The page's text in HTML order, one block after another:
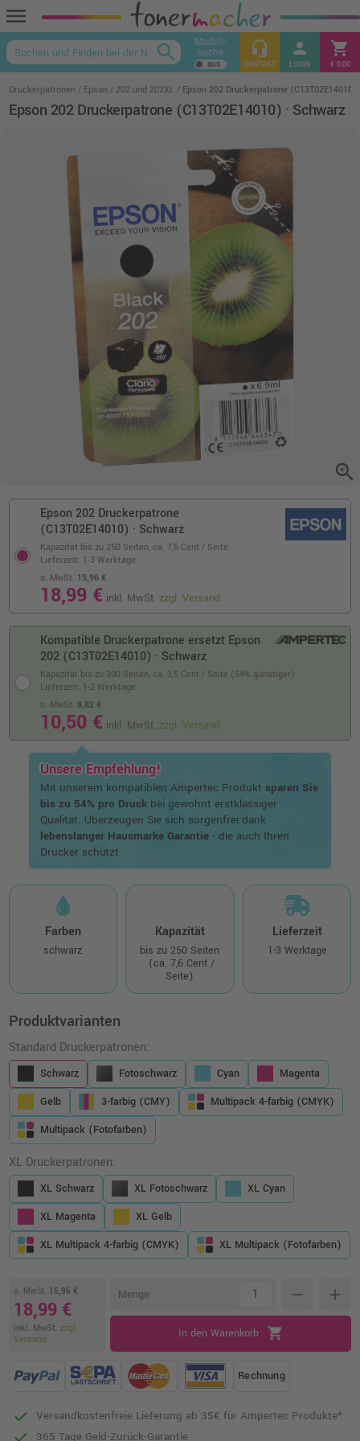
menu
keyboard_arrow_up
search Modell-
suche headset_mic
KONTAKT
person
LOGIN
shopping_cart
€ 0,00
Druckerpatronen Epson 202 und 202XL Epson 202 Druckerpatrone (C13T02E14010)
Epson 202 Druckerpatrone (C13T02E14010) · Schwarz
zoom_in
Epson 202 Druckerpatrone
(C13T02E14010) · Schwarz
Kapazität bis zu 250 Seiten, ca. 7,6 Cent / Seite
o. MwSt. 15,96 €
18,99 € inkl. MwSt.zzgl. Versand
Lieferzeit: 1-3 Werktage
Kompatible Druckerpatrone ersetzt Epson
202 (C13T02E14010) · Schwarz
Kapazität bis zu 300 Seiten, ca. 3,5 Cent / Seite (54% günstiger)
o. MwSt. 8,82 €
10,50 € inkl. MwSt. zzgl. Versand
Lieferzeit: 1-2 Werktage
Unsere Empfehlung!
Mit unserem kompatiblen Ampertec Produkt sparen Sie
bis zu 54% pro Druckbei gewohnt erstklassiger
Qualität. Überzeugen Sie sich sorgenfrei dank
lebenslanger Hausmarke Garantie- die auch Ihren
Drucker schützt.
Farben
schwarz
Kapazität
bis zu 250 Seiten
(ca. 7,6 Cent /
Seite)
Lieferzeit
1-3 Werktage
Produktvarianten
Standard Druckerpatronen:
Schwarz Fotoschwarz Cyan
Magenta
Gelb
3-farbig (CMY)
Multipack 4-farbig (CMYK)
Multipack (Fotofarben)
XL Druckerpatronen:
XL Schwarz XL Fotoschwarz
XL Cyan
XL Magenta
XL Gelb
XL Multipack 4-farbig (CMYK)
XL Multipack (Fotofarben)
o. MwSt. 15,96 €
18,99 €
inkl. MwSt. zzgl.
Versand
Menge remove add
In den Warenkorb shopping_cart
Rechnung
Versandkostenfreie Lieferung ab 35€ für Ampertec Produkte*
365 Tage Geld-Zurück-Garantie